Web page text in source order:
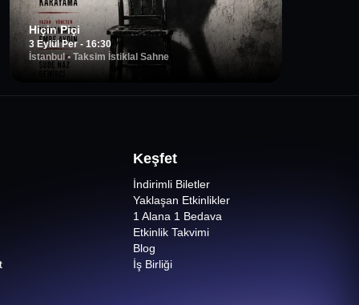
Hiçin Piçi
3 Eylül Per - 16:30
İstanbul•Taksim İstiklal Sahne
Keşfet
İndirimli Biletler
Yaklaşan Etkinlikler
1 Alana 1 Bedava
Etkinlik Takvimi
Blog
İş Birliği